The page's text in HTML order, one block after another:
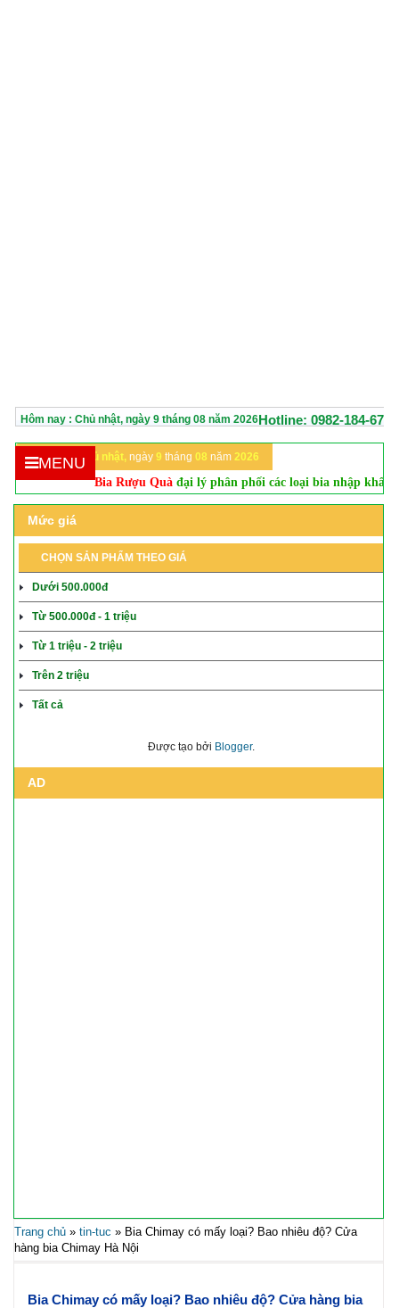
Hôm nay : Chủ nhật, ngày 9tháng08năm 2026Hotline: 0982-184-670
MENU
Hôm nay: Chủ nhật, ngày 9 tháng 08 năm 2026
Bia Rượu Quàđại lý phân phối các loại bia nhập khẩu, rượu
Mức giá
CHỌN SẢN PHẨM THEO GIÁ
Dưới 500.000đ
Từ 500.000đ - 1 triệu
Từ 1 triệu - 2 triệu
Trên 2 triệu
Tất cả
Được tạo bởi Blogger.
AD
Trang chủ» tin-tuc » Bia Chimay có mấy loại? Bao nhiêu độ? Cửa
hàng bia Chimay Hà Nội
Bia Chimay có mấy loại? Bao nhiêu độ? Cửa hàng bia